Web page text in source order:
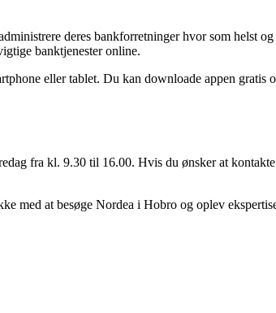
deres bankforretninger hvor som helst
banktjenester online.
eller tablet. Du kan downloade appen gratis
fra kl. 9.30 til 16.00. Hvis du ønsker at
med at besøge Nordea i Hobro og oplev